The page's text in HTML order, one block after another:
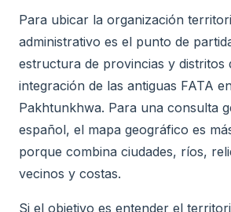
Para ubicar la organización
administrativo es el punto de
estructura de provincias y distritos
integración de las antiguas FATA
Pakhtunkhwa. Para una consulta
español, el mapa geográfico es
porque combina ciudades, ríos,
vecinos y costas.
Si el objetivo es entender el